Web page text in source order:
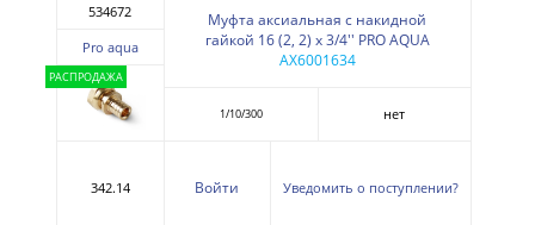
РАСПРОДАЖА
534672
Pro aqua
Муфта аксиальная с накидной
гайкой 16 (2, 2) х 3/4'' PRO AQUA
AX6001634
1/10/300 нет
342.14 Войти Уведомить о поступлении?